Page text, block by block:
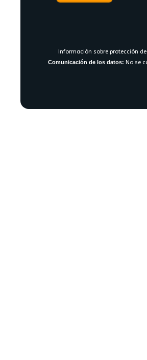
Información sobre protección
Comunicación de los datos: No se